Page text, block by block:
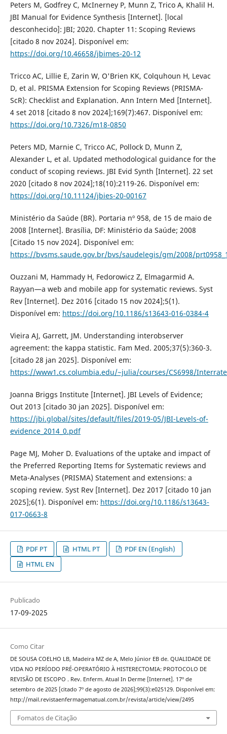
Peters M, Godfrey C, McInerney P, Munn Z, Trico A, Khalil H.
JBI Manual for Evidence Synthesis [Internet]. [local
desconhecido]: JBI; 2020. Chapter 11: Scoping Reviews
[citado 8 nov 2024]. Disponível em:
https://doi.org/10.46658/jbimes-20-12
Tricco AC, Lillie E, Zarin W, O'Brien KK, Colquhoun H, Levac
D, et al. PRISMA Extension for Scoping Reviews (PRISMA-
ScR): Checklist and Explanation. Ann Intern Med [Internet].
4 set 2018 [citado 8 nov 2024];169(7):467. Disponível em:
https://doi.org/10.7326/m18-0850
Peters MD, Marnie C, Tricco AC, Pollock D, Munn Z,
Alexander L, et al. Updated methodological guidance for the
conduct of scoping reviews. JBI Evid Synth [Internet]. 22 set
2020 [citado 8 nov 2024];18(10):2119-26. Disponível em:
https://doi.org/10.11124/jbies-20-00167
Ministério da Saúde (BR). Portaria nº 958, de 15 de maio de
2008 [Internet]. Brasília, DF: Ministério da Saúde; 2008
[Citado 15 nov 2024]. Disponível em:
https://bvsms.saude.gov.br/bvs/saudelegis/gm/2008/
Ouzzani M, Hammady H, Fedorowicz Z, Elmagarmid A.
Rayyan—a web and mobile app for systematic reviews. Syst
Rev [Internet]. Dez 2016 [citado 15 nov 2024];5(1).
Disponível em: https://doi.org/10.1186/s13643-016-0384-4
Vieira AJ, Garrett, JM. Understanding interobserver
agreement: the kappa statistic. Fam Med. 2005;37(5):360-3.
[citado 28 jan 2025]. Disponível em:
https://www1.cs.columbia.edu/~julia/courses/CS6998/
Joanna Briggs Institute [Internet]. JBI Levels of Evidence;
Out 2013 [citado 30 jan 2025]. Disponível em:
https://jbi.global/sites/default/files/2019-05/JBI-Levels-of-
evidence_2014_0.pdf
Page MJ, Moher D. Evaluations of the uptake and impact of
the Preferred Reporting Items for Systematic reviews and
Meta-Analyses (PRISMA) Statement and extensions: a
scoping review. Syst Rev [Internet]. Dez 2017 [citado 10 jan
2025];6(1). Disponível em: https://doi.org/10.1186/s13643-
017-0663-8
PDF PT HTML PT
PDF EN (English)
HTML EN
Publicado
17-09-2025
Como Citar
DE SOUSA COELHO LB, Madeira MZ de A, Melo Júnior EB de. QUALIDADE DE
VIDA NO PERÍODO PRÉ-OPERATÓRIO À HISTERECTOMIA: PROTOCOLO DE
REVISÃO DE ESCOPO . Rev. Enferm. Atual In Derme [Internet]. 17º de
setembro de 2025 [citado 7º de agosto de 2026];99(3):e025129. Disponível em:
http://mail.revistaenfermagematual.com.br/revista/article/view/2495
Fomatos de Citação